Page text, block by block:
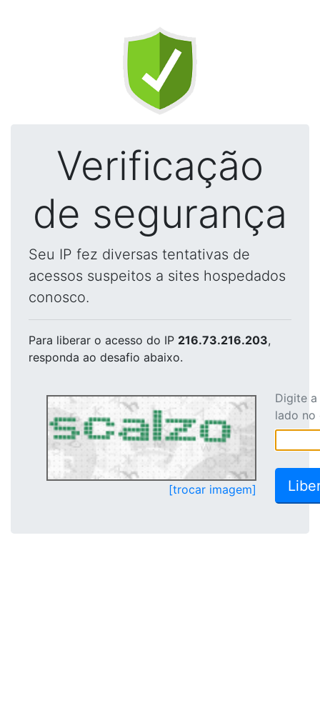
Verificação
de segurança
Seu IP fez diversas tentativas de
acessos suspeitos a sites hospedados
conosco.
Para liberar o acesso do IP 216.73.216.203,
responda ao desafio abaixo.
[trocar imagem]
Digite
lado no